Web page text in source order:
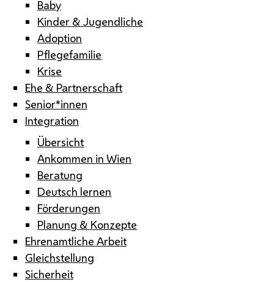
Baby
Kinder & Jugendliche
Adoption
Pflegefamilie
Krise
Ehe & Partnerschaft
Senior*innen
Integration
Übersicht
Ankommen in Wien
Beratung
Deutsch lernen
Förderungen
Planung & Konzepte
Ehrenamtliche Arbeit
Gleichstellung
Sicherheit